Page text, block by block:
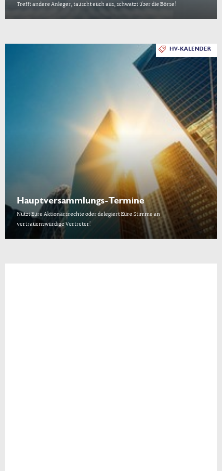
Trefft andere Anleger, tauscht euch aus, schwatzt über die Börse!
HV-KALENDER
Hauptversammlungs-Termine
Nutzt Eure Aktionärsrechte oder delegiert Eure Stimme an
vertrauenswürdige Vertreter!